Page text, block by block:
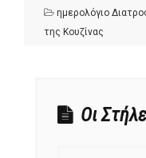
ημερολόγιο
της Κουζίνας
Οι